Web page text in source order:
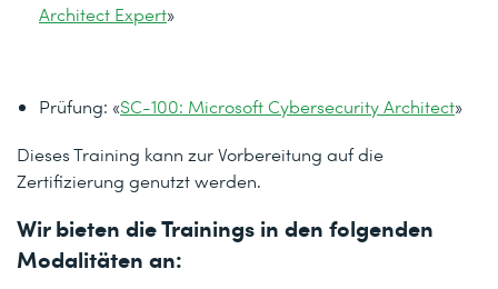
Architect Expert»
Prüfung: «SC-100: Microsoft Cybersecurity Architect»
Dieses Training kann zur Vorbereitung auf die
Zertifizierung genutzt werden.
Wir bieten die Trainings in den folgenden
Modalitäten an: